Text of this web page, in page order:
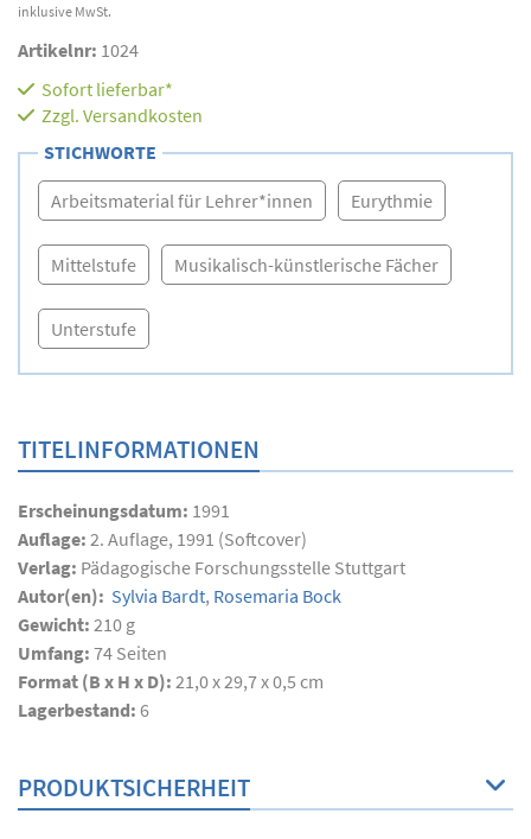
inklusive MwSt.
Artikelnr: 1024
Sofort lieferbar*
Zzgl. Versandkosten
STICHWORTE
Arbeitsmaterial für Lehrer*innen Eurythmie
Mittelstufe Musikalisch-künstlerische Fächer
Unterstufe
TITELINFORMATIONEN
Erscheinungsdatum: 1991
Auflage: 2. Auflage, 1991 (Softcover)
Verlag: Pädagogische Forschungsstelle Stuttgart
Autor(en): Sylvia Bardt, Rosemaria Bock
Gewicht: 210 g
Umfang: 74 Seiten
Format (B x H x D): 21,0 x 29,7 x 0,5 cm
Lagerbestand: 6
PRODUKTSICHERHEIT